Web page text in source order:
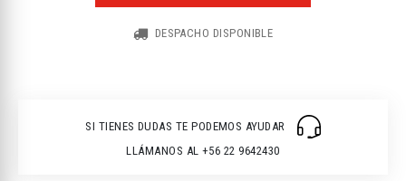
DESPACHO DISPONIBLE
SI TIENES DUDAS TE PODEMOS AYUDAR
LLÁMANOS AL +56 22 9642430